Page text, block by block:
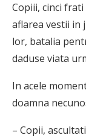
Copiii, cinci
aflarea vestii in
lor, batalia
daduse viata
In acele
doamna
– Copii,